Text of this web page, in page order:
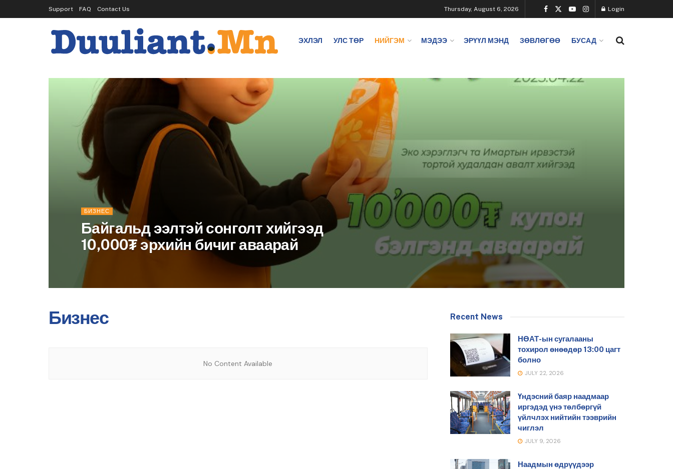
Support FAQ Contact Us Thursday, August 6, 2026 Login
ЭХЛЭЛ УЛС ТӨР НИЙГЭМ МЭДЭЭ ЭРҮҮЛ МЭНД ЗӨВЛӨГӨӨ БУСАД
БИЗНЕС
Байгальд ээлтэй сонголт хийгээд
10,000₮ эрхийн бичиг аваарай
Бизнес
No Content Available
Recent News
НӨАТ-ын сугалааны
тохирол өнөөдөр 13:00 цагт
болно
JULY 22, 2026
Үндэсний баяр наадмаар
иргэдэд үнэ төлбөргүй
үйлчлэх нийтийн тээврийн
чиглэл
JULY 9, 2026
Наадмын өдрүүдээр